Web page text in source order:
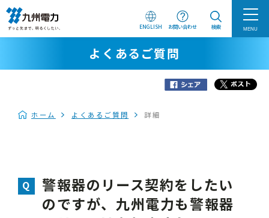
ENGLISH お問い合わせ 検索 MENU
よくあるご質問
ホーム よくあるご質問 詳細
警報器のリース契約をしたい
のですが、九州電力も警報器